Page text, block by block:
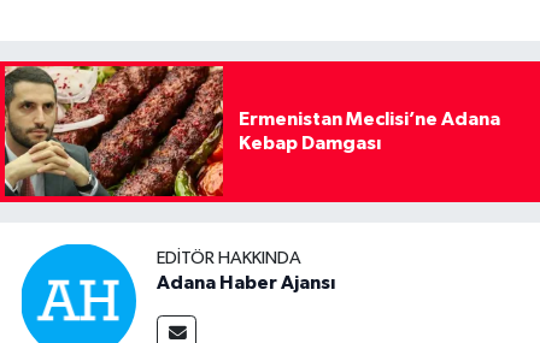
Ermenistan Meclisi’ne Adana
Kebap Damgası
EDITÖR HAKKINDA
Adana Haber Ajansı